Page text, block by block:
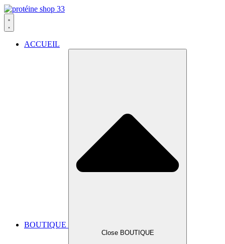
ACCUEIL
BOUTIQUE
Close BOUTIQUE